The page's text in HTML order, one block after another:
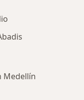
Medellín